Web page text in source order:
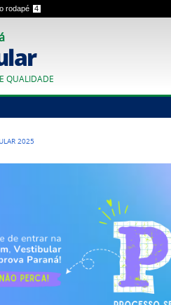
rodapé 4
QUALIDADE
2025